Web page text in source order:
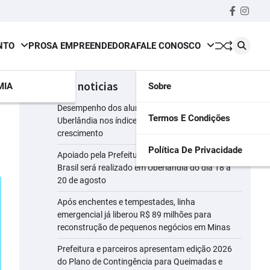
PROSA EMPREENDEDORAFALE CONOSCO
Sobre
Termos E Condições
Política De Privacidade
últimas noticias
Desempenho dos alunos da rede municipal de
Uberlândia nos índices do Ideb registra
crescimento
Apoiado pela Prefeitura, maior evento leiteiro do
Brasil será realizado em Uberlândia do dia 18 a
20 de agosto
Após enchentes e tempestades, linha
emergencial já liberou R$ 89 milhões para
reconstrução de pequenos negócios em Minas
Prefeitura e parceiros apresentam edição 2026
do Plano de Contingência para Queimadas e